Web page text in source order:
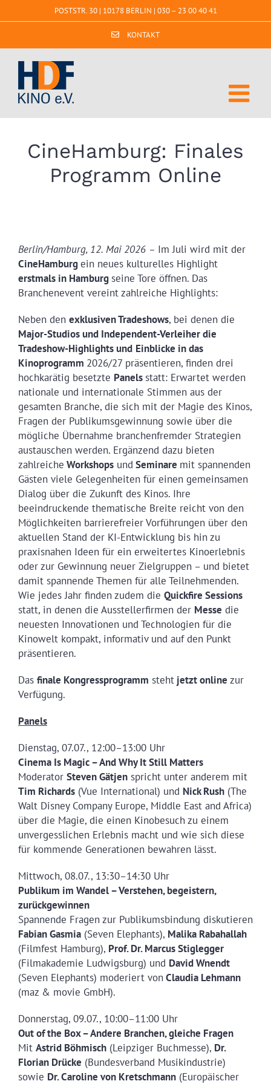
Inhalt
POSTSTR. 30 | 10178 BERLIN | 030 – 23 00 40 41
KONTAKT
CineHamburg: Finales
Programm Online
Berlin/Hamburg, 12. Mai 2026 – Im Juli wird mit der
CineHamburgein neues kulturelles Highlight
erstmals in Hamburgseine Tore öffnen. Das
Branchenevent vereint zahlreiche Highlights:
Neben den exklusiven Tradeshows, bei denen die
Major-Studios undIndependent-Verleiher die
Tradeshow-Highlights und Einblicke in das
Kinoprogramm 2026/27 präsentieren, finden drei
hochkarätig besetzte Panelsstatt: Erwartet werden
nationale und internationale Stimmen aus der
gesamten Branche, die sich mit der Magie des Kinos,
Fragen der Publikumsgewinnung sowie über die
mögliche Übernahme branchenfremder Strategien
austauschen werden. Ergänzend dazu bieten
zahlreiche Workshopsund Seminare mit spannenden
Gästen viele Gelegenheiten für einen gemeinsamen
Dialog über die Zukunft des Kinos. Ihre
beeindruckende thematische Breite reicht von den
Möglichkeiten barrierefreier Vorführungen über den
aktuellen Stand der KI-Entwicklung bis hin zu
praxisnahen Ideen für ein erweitertes Kinoerlebnis
oder zur Gewinnung neuer Zielgruppen – und bietet
damit spannende Themen für alle Teilnehmenden.
Wie jedes Jahr finden zudem die Quickfire Sessions
statt, in denen die Ausstellerfirmen der Messe die
neuesten Innovationen und Technologien für die
Kinowelt kompakt, informativ und auf den Punkt
präsentieren.
Das finale Kongressprogramm stehtjetzt online zur
Verfügung.
Panels
Dienstag, 07.07., 12:00–13:00 Uhr
Cinema Is Magic – And Why It Still Matters
Moderator Steven Gätjenspricht unter anderem mit
Tim Richards(Vue International) und Nick Rush(The
Walt Disney Company Europe, Middle East and Africa)
über die Magie, die einen Kinobesuch zu einem
unvergesslichen Erlebnis macht und wie sich diese
für kommende Generationen bewahren lässt.
Mittwoch, 08.07., 13:30–14:30 Uhr
Publikum im Wandel – Verstehen, begeistern,
zurückgewinnen
Spannende Fragen zur Publikumsbindung diskutieren
Fabian Gasmia(Seven Elephants), Malika Rabahallah
(Filmfest Hamburg), Prof. Dr. Marcus Stiglegger
(Filmakademie Ludwigsburg) und David Wnendt
(Seven Elephants) moderiert vonClaudia Lehmann
(maz & movie GmbH).
Donnerstag, 09.07., 10:00–11:00 Uhr
Out of the Box – Andere Branchen, gleiche Fragen
Mit Astrid Böhmisch(Leipziger Buchmesse), Dr.
Florian Drücke (Bundesverband Musikindustrie)
sowie Dr. Caroline von Kretschmann(Europäischer